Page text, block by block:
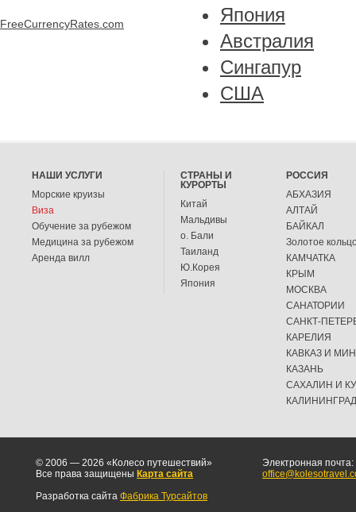
FreeCurrencyRates.com
Япония
Австралия
Сингапур
США
НАШИ УСЛУГИ
Морские круизы
Виза
Обучение за рубежом
Медицина за рубежом
Аренда вилл
СТРАНЫ И
КУРОРТЫ
Китай
Мальдивы
о. Бали
Таиланд
Ю.Корея
Япония
РОССИЯ
АБХАЗИЯ
АЛТАЙ
БАЙКАЛ
Золотое
КАМЧАТКА
КРЫМ
МОСКВА
САНАТОРИИ
САНКТ-
КАРЕЛИЯ
КАВКАЗ И
КАЗАНЬ
САХАЛИН И
КАЛИНИНГРАД
© 2006 — 2026 «Колесо путешествий»
Все права защищены Карта сайта
Разработка сайта Фабрика Турсайтов
Электронная почта: